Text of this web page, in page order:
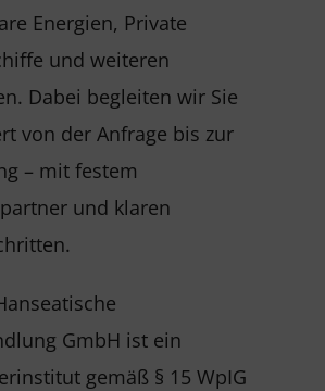
Energien, Private
und weiteren
Dabei begleiten wir Sie
von der Anfrage bis zur
– mit festem
und klaren
GmbH ist ein
gemäß § 15 WpIG